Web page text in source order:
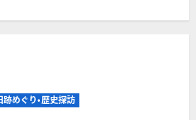
めぐり・歴史探訪